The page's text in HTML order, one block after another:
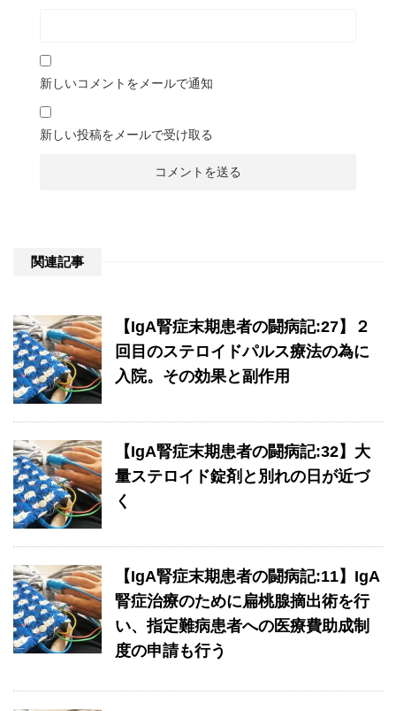
新しいコメントをメールで通知
新しい投稿をメールで受け取る
関連記事
【IgA腎症末期患者の闘病記:27】２
回目のステロイドパルス療法の為に
入院。その効果と副作用
【IgA腎症末期患者の闘病記:32】大
量ステロイド錠剤と別れの日が近づ
く
【IgA腎症末期患者の闘病記:11】IgA
腎症治療のために扁桃腺摘出術を行
い、指定難病患者への医療費助成制
度の申請も行う